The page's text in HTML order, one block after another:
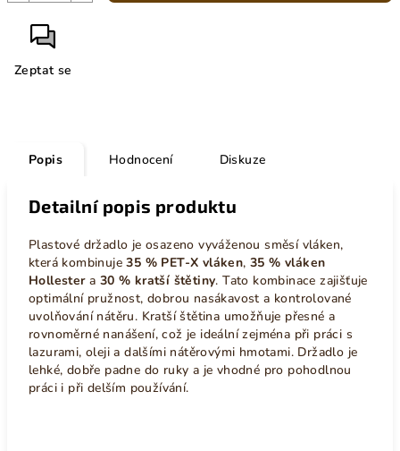
Zeptat se
Popis Hodnocení Diskuze
Detailní popis produktu
Plastové držadlo je osazeno vyváženou směsí vláken,
která kombinuje35 % PET-X vláken,35 % vláken
Hollestera 30 % kratší štětiny. Tato kombinace zajišťuje
optimální pružnost, dobrou nasákavost a kontrolované
uvolňování nátěru. Kratší štětina umožňuje přesné a
rovnoměrné nanášení, což je ideální zejména při práci s
lazurami, oleji a dalšími nátěrovými hmotami. Držadlo je
lehké, dobře padne do ruky a je vhodné pro pohodlnou
práci i při delším používání.